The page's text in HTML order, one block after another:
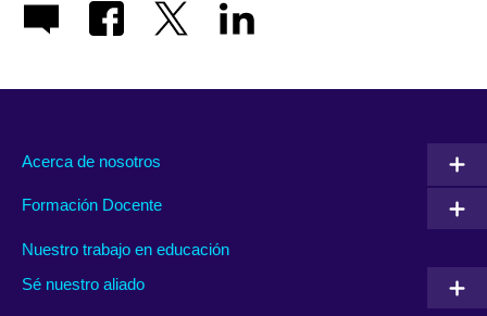
Acerca de nosotros
Formación Docente
Nuestro trabajo en educación
Sé nuestro aliado